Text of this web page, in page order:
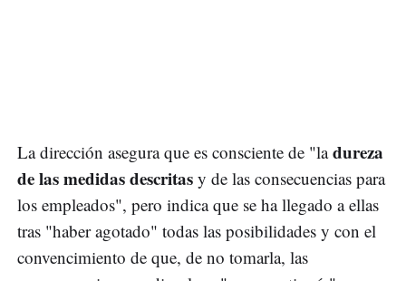
La dirección asegura que es consciente de "ladureza
de las medidas descritas y de las consecuencias para
los empleados", pero indica que se ha llegado a ellas
tras "haber agotado" todas las posibilidades y con el
convencimiento de que, de no tomarla, las